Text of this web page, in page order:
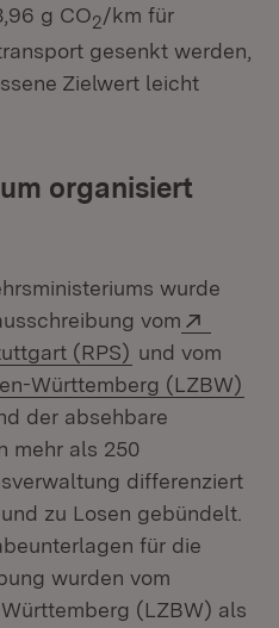
g CO2/km für
gesenkt werden,
Zielwert leicht
organisiert
wurde
vom
(RPS) (Öffnet in
und vom
Württemberg (LZBW)
der absehbare
mehr als 250
differenziert
zu Losen gebündelt.
für die
wurden vom
(LZBW) als